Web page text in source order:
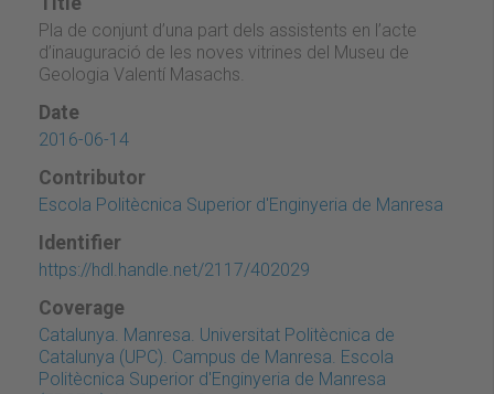
Pla de conjunt d’una part dels assistents en l’acte
d’inauguració de les noves vitrines del Museu de
Geologia Valentí Masachs.
Date
2016-06-14
Contributor
Escola Politècnica Superior d'Enginyeria de Manresa
Identifier
https://hdl.handle.net/2117/402029
Coverage
Catalunya. Manresa. Universitat Politècnica de
Catalunya (UPC). Campus de Manresa. Escola
Politècnica Superior d'Enginyeria de Manresa